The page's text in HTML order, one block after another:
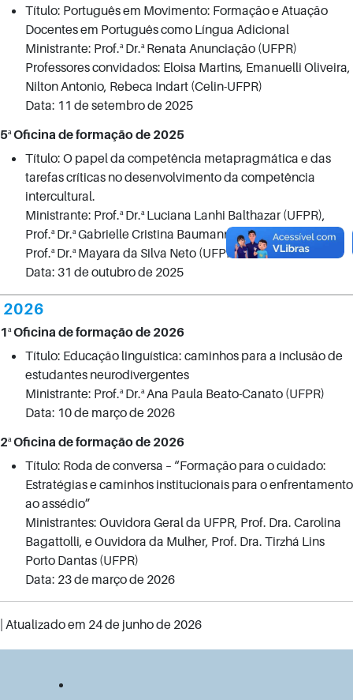
Título: Português em Movimento: Formação e Atuação
Docentes em Português como Língua Adicional
Ministrante: Prof.ª Dr.ª Renata Anunciação (UFPR)
Professores convidados: Eloisa Martins, Emanuelli Oliveira,
Nilton Antonio, Rebeca Indart (Celin-UFPR)
Data: 11 de setembro de 2025
5ª Oficina de formação de 2025
Título: O papel da competência metapragmática e das
tarefas críticas no desenvolvimento da competência
intercultural.
Ministrante: Prof.ª Dr.ª Luciana Lanhi Balthazar (UFPR),
Prof.ª Dr.ª Gabrielle Cristina Baumann Salvatto (UFPR) e
Prof.ª Dr.ª Mayara da Silva Neto (UFPR)
Data: 31 de outubro de 2025
2026
1ª Oficina de formação de 2026
Título: Educação linguística: caminhos para a inclusão de
estudantes neurodivergentes
Ministrante: Prof.ª Dr.ª Ana Paula Beato-Canato (UFPR)
Data: 10 de março de 2026
2ª Oficina de formação de 2026
Título: Roda de conversa – “Formação para o cuidado:
Estratégias e caminhos institucionais para o enfrentamento
ao assédio”
Ministrantes: Ouvidora Geral da UFPR, Prof. Dra. Carolina
Bagattolli, e Ouvidora da Mulher, Prof. Dra. Tirzhá Lins
Porto Dantas (UFPR)
Data: 23 de março de 2026
| Atualizado em 24 de junho de 2026